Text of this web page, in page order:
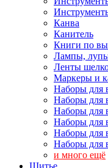
Канва
Канитель
Книги по
Лампы,
Ленты
Маркеры и
Наборы для
Наборы для
Наборы для
Наборы для
Наборы для
Наборы для
и много ещё
Шитье